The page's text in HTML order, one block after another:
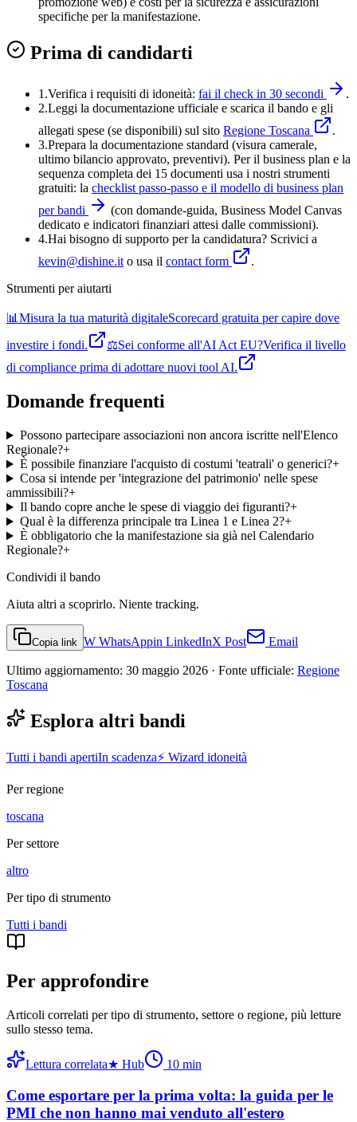
specifiche per la manifestazione.
Prima di candidarti
1.Verifica i requisiti di idoneità: fai il check in 30 secondi
.
2.Leggi la documentazione ufficiale e scarica il bando e gli
allegati spese (se disponibili) sul sito Regione Toscana
.
3.Prepara la documentazione standard (visura camerale,
ultimo bilancio approvato, preventivi). Per il business plan e la
sequenza completa dei 15 documenti usa i nostri strumenti
gratuiti: la checklist passo-passo e il modello di business plan
per bandi
(con domande-guida, Business Model Canvas
dedicato e indicatori finanziari attesi dalle commissioni).
4.Hai bisogno di supporto per la candidatura? Scrivici a
kevin@dishine.it o usa il contact form
.
Strumenti per aiutarti
📊Misura la tua maturità digitaleScorecard gratuita per capire dove
investire i fondi.
⚖️Sei conforme all'AI Act EU?Verifica il livello
di compliance prima di adottare nuovi tool AI.
Domande frequenti
Possono partecipare associazioni non ancora iscritte nell'Elenco
Regionale?+
È possibile finanziare l'acquisto di costumi 'teatrali' o generici?+
Cosa si intende per 'integrazione del patrimonio' nelle spese
ammissibili?+
Il bando copre anche le spese di viaggio dei figuranti?+
Qual è la differenza principale tra Linea 1 e Linea 2?+
È obbligatorio che la manifestazione sia già nel Calendario
Regionale?+
Condividi il bando
Aiuta altri a scoprirlo. Niente tracking.
Copia link W WhatsAppin LinkedInX Post Email
Ultimo aggiornamento: 30 maggio 2026 · Fonte ufficiale: Regione
Toscana
Esplora altri bandi
Tutti i bandi apertiIn scadenza⚡ Wizard idoneità
Per regione
toscana
Per settore
altro
Per tipo di strumento
Tutti i bandi
Per approfondire
Articoli correlati per tipo di strumento, settore o regione, più letture
sullo stesso tema.
Lettura correlata★ Hub 10 min
Come esportare per la prima volta: la guida per le
PMI che non hanno mai venduto all'estero